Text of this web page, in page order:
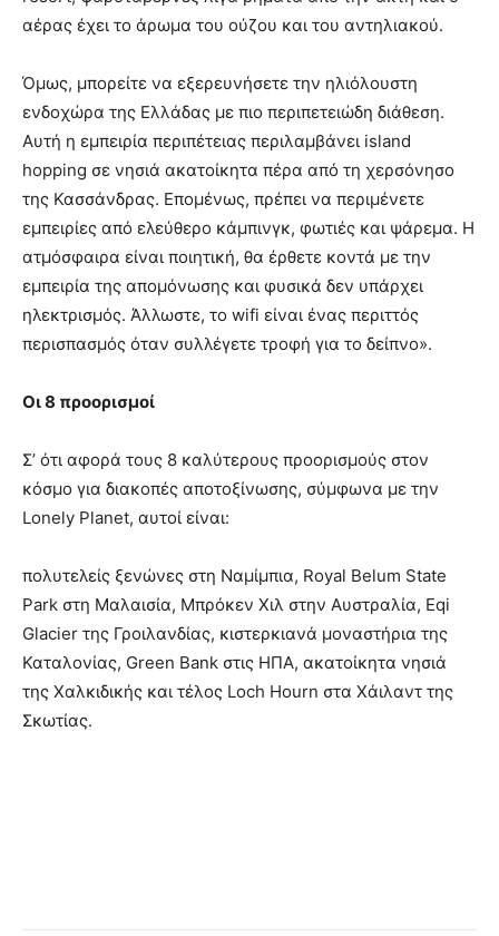
αέρας έχει το άρωμα του ούζου και του αντηλιακού.
Όμως, μπορείτε να εξερευνήσετε την ηλιόλουστη
ενδοχώρα της Ελλάδας με πιο περιπετειώδη διάθεση.
Αυτή η εμπειρία περιπέτειας περιλαμβάνει island
hopping σε νησιά ακατοίκητα πέρα από τη χερσόνησο
της Κασσάνδρας. Επομένως, πρέπει να περιμένετε
εμπειρίες από ελεύθερο κάμπινγκ, φωτιές και ψάρεμα. Η
ατμόσφαιρα είναι ποιητική, θα έρθετε κοντά με την
εμπειρία της απομόνωσης και φυσικά δεν υπάρχει
ηλεκτρισμός. Άλλωστε, το wifi είναι ένας περιττός
περισπασμός όταν συλλέγετε τροφή για το δείπνο».
Οι 8 προορισμοί
Σ’ ότι αφορά τους 8 καλύτερους προορισμούς στον
κόσμο για διακοπές αποτοξίνωσης, σύμφωνα με την
Lonely Planet, αυτοί είναι:
πολυτελείς ξενώνες στη Ναμίμπια, Royal Belum State
Park στη Μαλαισία, Μπρόκεν Χιλ στην Αυστραλία, Eqi
Glacier της Γροιλανδίας, κιστερκιανά μοναστήρια της
Καταλονίας, Green Bank στις ΗΠΑ, ακατοίκητα νησιά
της Χαλκιδικής και τέλος Loch Hourn στα Χάιλαντ της
Σκωτίας.